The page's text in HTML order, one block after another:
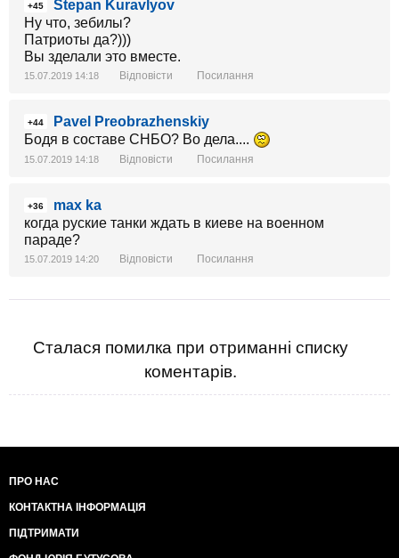
+45
Stepan Kuravlyov
Ну что, зебилы?
Патриоты да?)))
Вы зделали это вместе.
15.07.2019 14:18 Відповісти Посилання
+44
Pavel Preobrazhenskiy
Бодя в составе СНБО? Во дела....
15.07.2019 14:18 Відповісти Посилання
+36
max ka
когда руские танки ждать в киеве на военном
параде?
15.07.2019 14:20 Відповісти Посилання
Сталася помилка при отриманні списку
коментарів.
ПРО НАС
КОНТАКТНА ІНФОРМАЦІЯ
ПІДТРИМАТИ